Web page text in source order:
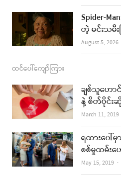
Spider-
တဲ့ မင်းသမီ
August 5, 2026
ထင်ပေါ်ကျော်ကြား
ချစ်သူဟော
နဲ့ စိတ်ပိုင်း
March 11, 2019
ရထားပေါ်
စစ်မှုထမ်းဟ
May 15, 2019